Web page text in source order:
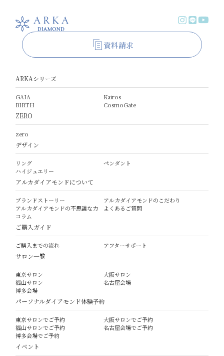
資料請求
ARKAシリーズ
GAIA
Kairos
BIRTH
CosmoGate
ZERO
zero
デザイン
リング
ペンダント
ハイジュエリー
アルカダイアモンドについて
ブランドストーリー
アルカダイアモンドのこだわり
アルカダイアモンドの不思議な力
よくあるご質問
コラム
ご購入ガイド
ご購入までの流れ アフターサポート
サロン一覧
東京サロン
大阪サロン
福山サロン
名古屋会場
博多会場
パーソナルダイアモンド体験予約
東京サロンでご予約
大阪サロンでご予約
福山サロンでご予約
名古屋会場でご予約
博多会場でご予約
イベント